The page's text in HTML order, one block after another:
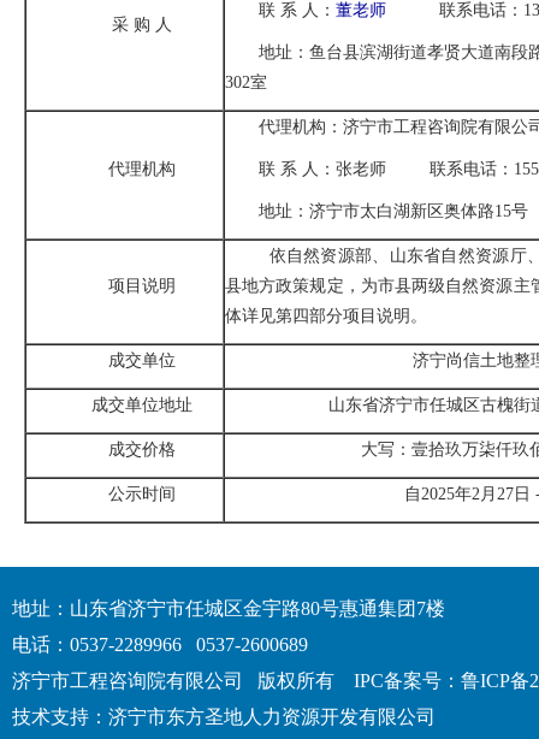
采 购 人
联 系 人： 董老师 联系电话：
地址：鱼台县滨湖街道孝贤大道南段
302室
代理机构
代理机构：济宁市工程咨询院有限公
联 系 人：张老师 联系电话：
地址：济宁市太白湖新区奥体路15号
项目说明
依自然资源部、山东省自然资源厅
县地方政策规定，为市县两级自然资源
体详见第四部分项目说明。
成交单位 济宁尚信土地整
成交单位地址 山东省济宁市任城区古槐街
成交价格 大写：壹拾玖万柒仟玖
公示时间 自2025年2月27日
地址：山东省济宁市任城区金宇路80号惠通集团7楼
电话：0537-2289966 0537-2600689
济宁市工程咨询院有限公司 版权所有 IPC备案号：鲁ICP备
技术支持：济宁市东方圣地人力资源开发有限公司